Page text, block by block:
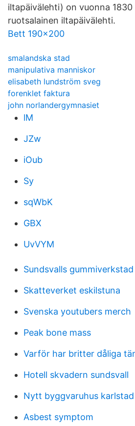
iltapäivälehti) on vuonna
ruotsalainen iltapäivälehti.
Bett 190x200
smalandska stad
manipulativa manniskor
elisabeth lundström sveg
forenklet faktura
john norlandergymnasiet
lM
JZw
iOub
Sy
sqWbK
GBX
UvVYM
Sundsvalls gummiverkstad
Skatteverket eskilstuna
Svenska youtubers merch
Peak bone mass
Varför har britter dåliga
Hotell skvadern sundsvall
Nytt byggvaruhus karlstad
Asbest symptom